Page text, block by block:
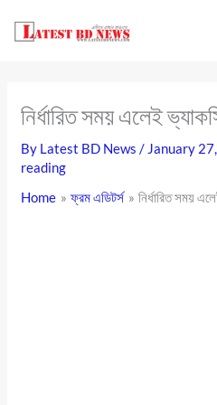
নির্ধারিত সময় এলেই
By Latest BD News/ January
reading
Home
ফ্রম এডিটর্স নির্ধারিত সময়